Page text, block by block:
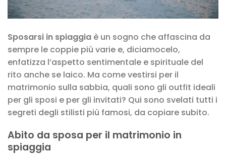
Sposarsi in spiaggia è un sogno che affascina da
sempre le coppie più varie e, diciamocelo,
enfatizza l’aspetto sentimentale e spirituale del
rito anche se laico. Ma come vestirsi per il
matrimonio sulla sabbia, quali sono gli outfit ideali
per gli sposi e per gli invitati? Qui sono svelati tutti i
segreti degli stilisti più famosi, da copiare subito.
Abito da sposa per il matrimonio in
spiaggia